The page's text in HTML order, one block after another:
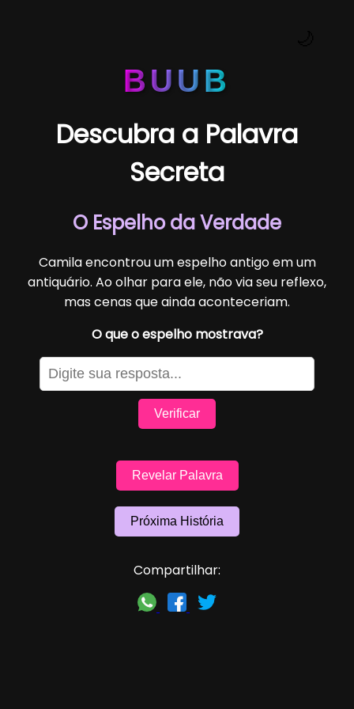
BUUB
Descubra a Palavra
Secreta
O Espelho da Verdade
Camila encontrou um espelho antigo em um
antiquário. Ao olhar para ele, não via seu reflexo,
mas cenas que ainda aconteceriam.
O que o espelho mostrava?
Verificar
Revelar Palavra
Próxima História
Compartilhar: